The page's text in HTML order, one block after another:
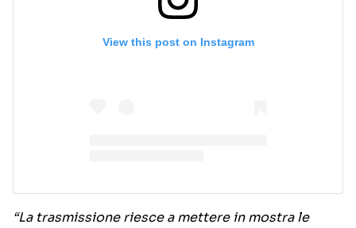
View this post on Instagram
“La trasmissione riesce a mettere in mostra le